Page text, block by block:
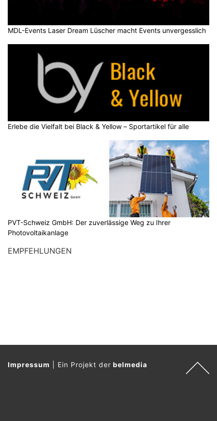
MDL-Events Laser Dream Lüscher macht Events unvergesslich
Erlebe die Vielfalt bei Black & Yellow – Sportartikel für alle
PVT-Schweiz GmbH: Der zuverlässige Weg zu Ihrer
Photovoltaikanlage
EMPFEHLUNGEN
Impressum Ein Projekt der belmedia